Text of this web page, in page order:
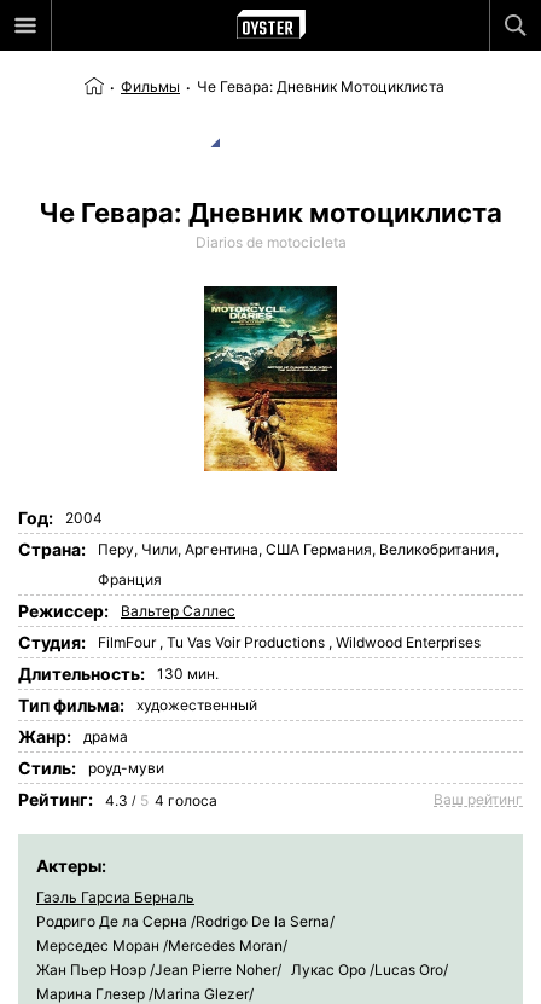
Фильмы Че Гевара: Дневник Мотоциклиста
Че Гевара: Дневник мотоциклиста
Diarios de motocicleta
Год: 2004
Страна: Перу, Чили, Аргентина, США Германия, Великобритания,
Франция
Режиссер: Вальтер Саллес
Студия: FilmFour, Tu Vas Voir Productions , Wildwood Enterprises
Длительность: 130 мин.
Tип фильма: художественный
Жанр: драма
Стиль: роуд-муви
Рейтинг: 4.3 / 5 4 голоса Ваш рейтинг
Актеры:
Гаэль Гарсиа Берналь
Родриго Де ла Серна /Rodrigo De la Serna/
Мерседес Моран /Mercedes Moran/
Жан Пьер Ноэр /Jean Pierre Noher/ Лукас Оро /Lucas Oro/
Марина Глезер /Marina Glezer/